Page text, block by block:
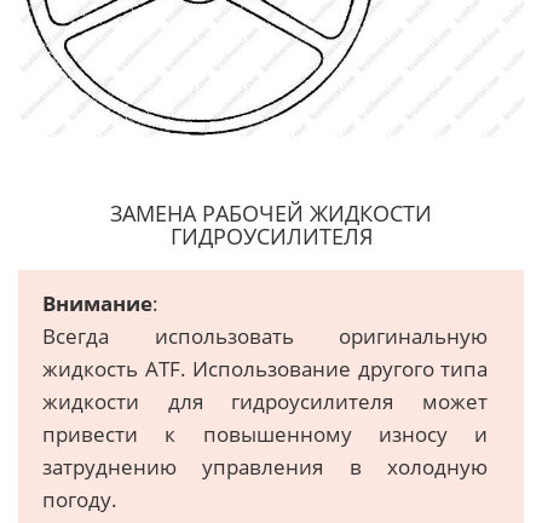
ЗАМЕНА РАБОЧЕЙ ЖИДКОСТИ
ГИДРОУСИЛИТЕЛЯ
Внимание:
Всегда использовать оригинальную
жидкость ATF. Использование другого типа
жидкости для гидроусилителя может
привести к повышенному износу и
затруднению управления в холодную
погоду.